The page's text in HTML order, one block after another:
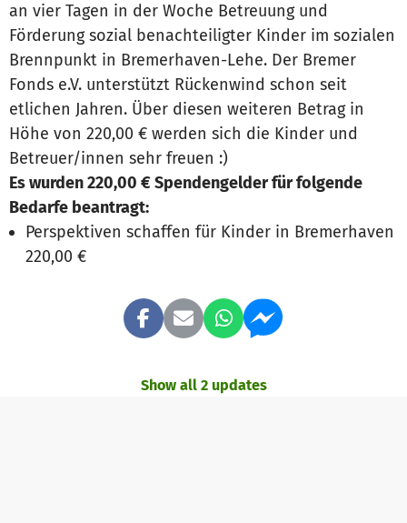
an vier Tagen in der Woche Betreuung und
Förderung sozial benachteiligter Kinder im sozialen
Brennpunkt in Bremerhaven-Lehe. Der Bremer
Fonds e.V. unterstützt Rückenwind schon seit
etlichen Jahren. Über diesen weiteren Betrag in
Höhe von 220,00 € werden sich die Kinder und
Betreuer/innen sehr freuen :)
Es wurden 220,00 € Spendengelder für folgende
Bedarfe beantragt:
Perspektiven schaffen für Kinder in Bremerhaven
220,00 €
Show all 2 updates